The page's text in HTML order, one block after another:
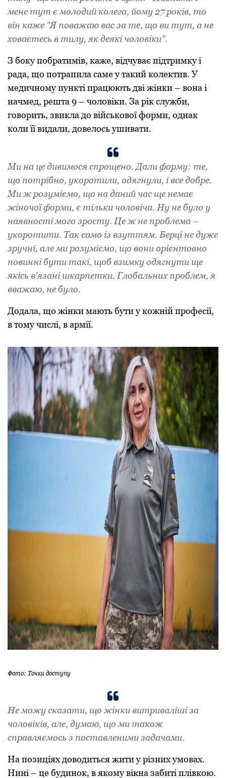
мене тут є молодий колега, йому 27 років, то
він каже "Я поважаю вас за те, що ви тут, а не
ховаєтесь в тилу, як деякі чоловіки".
З боку побратимів, каже, відчуває підтримку і
рада, що потрапила саме у такий колектив. У
медичному пункті працюють дві жінки – вона і
начмед, решта 9 – чоловіки. За рік служби,
говорить, звикла до військової форми, однак
коли її видали, довелось ушивати.
Ми на це дивимося спрощено. Дали форму: те,
що потрібно, укоротили, одягнули, і все добре.
Ми ж розуміємо, що на даний час ще немає
жіночої форми, є тільки чоловіча. Ну не було у
наявності мого зросту. Це ж не проблема –
укоротити. Так само із взуттям. Берці не дуже
зручні, але ми розуміємо, що вони орієнтовно
повинні бути такі, щоб взимку одягнути ще
якісь в’язані шкарпетки. Глобальних проблем, я
вважаю, не було.
Додала, що жінки мають бути у кожній професії,
в тому числі, в армії.
Фото: Точки доступу
Не можу сказати, що жінки витриваліші за
чоловіків, але, думаю, що ми також
справляємось з поставленими задачами.
На позиціях доводиться жити у різних умовах.
Нині – це будинок, в якому вікна забиті плівкою.